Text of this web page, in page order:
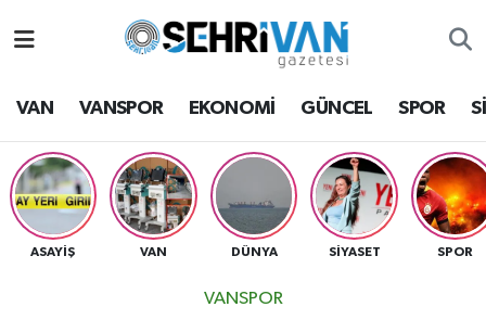
VAN VANSPOR EKONOMİ GÜNCEL SPOR
ASAYİŞ VAN DÜNYA SİYASET SPOR
VANSPOR
Van Hava Durumu
VAN Namaz Vakitleri
Van Trafik Yoğunluk Haritası
Süper Lig Puan Durumu ve Fikstür